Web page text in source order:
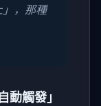
，那種
動觸發」